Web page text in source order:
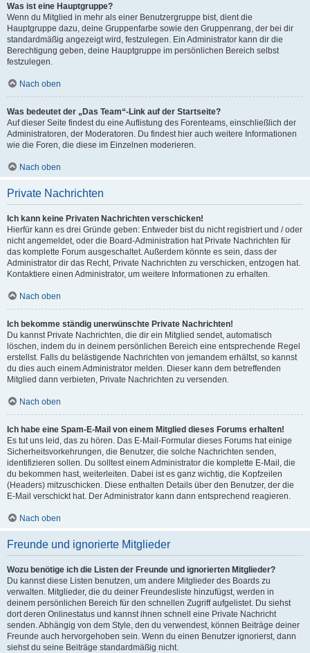
Was ist eine Hauptgruppe?
Wenn du Mitglied in mehr als einer Benutzergruppe bist, dient die
Hauptgruppe dazu, deine Gruppenfarbe sowie den Gruppenrang, der bei dir
standardmäßig angezeigt wird, festzulegen. Ein Administrator kann dir die
Berechtigung geben, deine Hauptgruppe im persönlichen Bereich selbst
festzulegen.
Nach oben
Was bedeutet der „Das Team“-Link auf der Startseite?
Auf dieser Seite findest du eine Auflistung des Forenteams, einschließlich der
Administratoren, der Moderatoren. Du findest hier auch weitere Informationen
wie die Foren, die diese im Einzelnen moderieren.
Nach oben
Private Nachrichten
Ich kann keine Privaten Nachrichten verschicken!
Hierfür kann es drei Gründe geben: Entweder bist du nicht registriert und / oder
nicht angemeldet, oder die Board-Administration hat Private Nachrichten für
das komplette Forum ausgeschaltet. Außerdem könnte es sein, dass der
Administrator dir das Recht, Private Nachrichten zu verschicken, entzogen hat.
Kontaktiere einen Administrator, um weitere Informationen zu erhalten.
Nach oben
Ich bekomme ständig unerwünschte Private Nachrichten!
Du kannst Private Nachrichten, die dir ein Mitglied sendet, automatisch
löschen, indem du in deinem persönlichen Bereich eine entsprechende Regel
erstellst. Falls du belästigende Nachrichten von jemandem erhältst, so kannst
du dies auch einem Administrator melden. Dieser kann dem betreffenden
Mitglied dann verbieten, Private Nachrichten zu versenden.
Nach oben
Ich habe eine Spam-E-Mail von einem Mitglied dieses Forums erhalten!
Es tut uns leid, das zu hören. Das E-Mail-Formular dieses Forums hat einige
Sicherheitsvorkehrungen, die Benutzer, die solche Nachrichten senden,
identifizieren sollen. Du solltest einem Administrator die komplette E-Mail, die
du bekommen hast, weiterleiten. Dabei ist es ganz wichtig, die Kopfzeilen
(Headers) mitzuschicken. Diese enthalten Details über den Benutzer, der die
E-Mail verschickt hat. Der Administrator kann dann entsprechend reagieren.
Nach oben
Freunde und ignorierte Mitglieder
Wozu benötige ich die Listen der Freunde und ignorierten Mitglieder?
Du kannst diese Listen benutzen, um andere Mitglieder des Boards zu
verwalten. Mitglieder, die du deiner Freundesliste hinzufügst, werden in
deinem persönlichen Bereich für den schnellen Zugriff aufgelistet. Du siehst
dort deren Onlinestatus und kannst ihnen schnell eine Private Nachricht
senden. Abhängig von dem Style, den du verwendest, können Beiträge deiner
Freunde auch hervorgehoben sein. Wenn du einen Benutzer ignorierst, dann
siehst du seine Beiträge standardmäßig nicht.